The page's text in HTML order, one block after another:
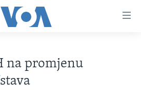
na promjenu